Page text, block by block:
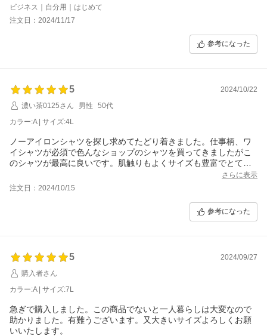
ビジネス｜自分用｜はじめて
注文日：2024/11/17
参考になった
5
2024/10/22
濃い茶0125さん
男性
50代
カラー:A | サイズ:4L
ノーアイロンシャツを探し求めてたどり着きました。仕事柄、ワ
イシャツが必須で色んなショップのシャツを買ってきましたがこ
のシャツが最高に良いです。肌触りもよくサイズも豊富でとても
さらに表示
注文日：2024/10/15
参考になった
5
2024/09/27
購入者さん
カラー:A | サイズ:7L
急ぎで購入しました。この商品でないと一人暮らしは大変なので
助かりました。有難うございます。又大きいサイズよろしくお願
いいたします。